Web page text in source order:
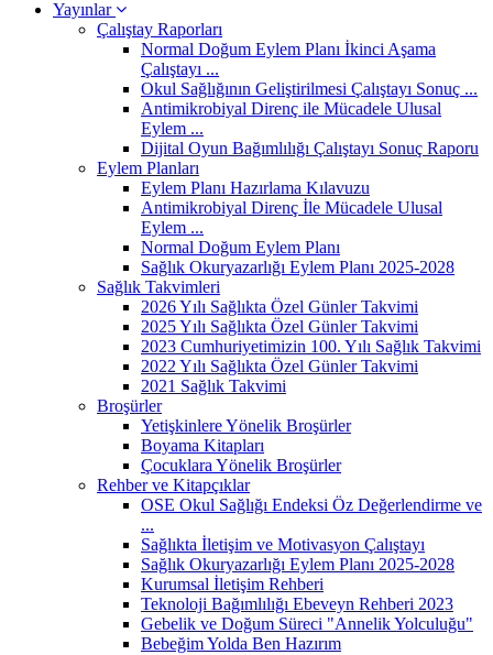
Yayınlar
Çalıştay Raporları
Normal Doğum Eylem Planı İkinci Aşama
Çalıştayı ...
Okul Sağlığının Geliştirilmesi Çalıştayı Sonuç ...
Antimikrobiyal Direnç ile Mücadele Ulusal
Eylem ...
Dijital Oyun Bağımlılığı Çalıştayı Sonuç Raporu
Eylem Planları
Eylem Planı Hazırlama Kılavuzu
Antimikrobiyal Direnç İle Mücadele Ulusal
Eylem ...
Normal Doğum Eylem Planı
Sağlık Okuryazarlığı Eylem Planı 2025-2028
Sağlık Takvimleri
2026 Yılı Sağlıkta Özel Günler Takvimi
2025 Yılı Sağlıkta Özel Günler Takvimi
2023 Cumhuriyetimizin 100. Yılı Sağlık Takvimi
2022 Yılı Sağlıkta Özel Günler Takvimi
2021 Sağlık Takvimi
Broşürler
Yetişkinlere Yönelik Broşürler
Boyama Kitapları
Çocuklara Yönelik Broşürler
Rehber ve Kitapçıklar
OSE Okul Sağlığı Endeksi Öz Değerlendirme ve
...
Sağlıkta İletişim ve Motivasyon Çalıştayı
Sağlık Okuryazarlığı Eylem Planı 2025-2028
Kurumsal İletişim Rehberi
Teknoloji Bağımlılığı Ebeveyn Rehberi 2023
Gebelik ve Doğum Süreci "Annelik Yolculuğu"
Bebeğim Yolda Ben Hazırım